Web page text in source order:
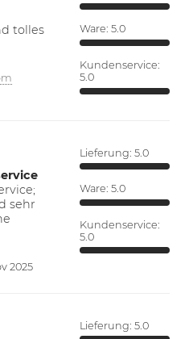
tolles
Ware: 5.0
Kundenservice:
5.0
sehr
2025
Lieferung: 5.0
Ware: 5.0
Kundenservice:
5.0
Lieferung: 5.0